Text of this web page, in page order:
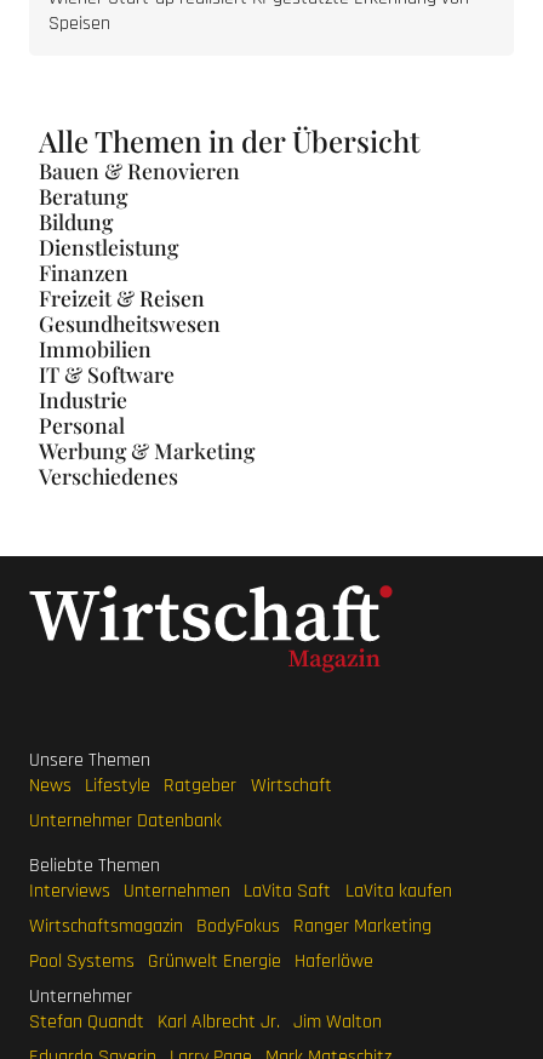
Speisen
Alle Themen in der Übersicht
Bauen & Renovieren
Beratung
Bildung
Dienstleistung
Finanzen
Freizeit & Reisen
Gesundheitswesen
Immobilien
IT & Software
Industrie
Personal
Werbung & Marketing
Verschiedenes
Unsere Themen
News
Lifestyle Ratgeber Wirtschaft
Unternehmer Datenbank
Beliebte Themen
Interviews
Unternehmen LaVita Saft
LaVita kaufen
Wirtschaftsmagazin
BodyFokus
Ranger Marketing
Pool Systems
Grünwelt Energie
Haferlöwe
Unternehmer
Stefan Quandt
Karl Albrecht Jr. Jim Walton